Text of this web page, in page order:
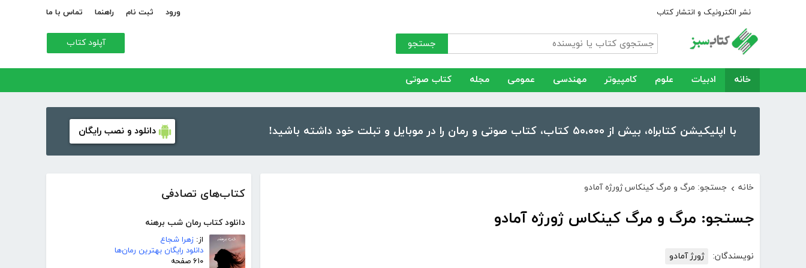
نشر الکترونیک و انتشار کتاب ورود ثبت نام راهنما تماس با ما
جستجو آپلود کتاب
خانه ادبیات علوم کامپیوتر مهندسی عمومی مجله کتاب صوتی
با اپلیکیشن کتابراه، بیش از ۵۰،۰۰۰ کتاب، کتاب صوتی و رمان را در موبایل و تبلت خود داشته باشید! دانلود و نصب رایگان
کتاب‌های تصادفی
دانلود کتاب رمان شب برهنه
از: زهرا شجاع
دانلود رایگان بهترین رمان‌ها
۶۱۰ صفحه
خانه › جستجو: مرگ و مرگ کینکاس ژورژه آمادو
جستجو: مرگ و مرگ کینکاس ژورژه آمادو
نویسندگان: ژورژ آمادو